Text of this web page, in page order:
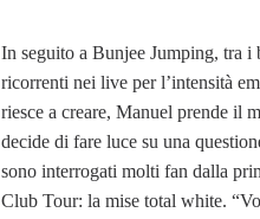
In seguito a Bunjee Jumping, tra i
ricorrenti nei live per l’intensità
riesce a creare, Manuel prende il
decide di fare luce su una
sono interrogati molti fan dalla
Club Tour: la mise total white.